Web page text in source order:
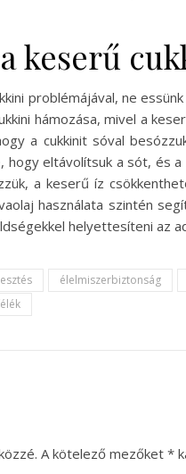
keserű
problémájával, ne
hámozása, mivel a
a cukkinit sóval
eltávolítsuk a sót, és
a keserű íz
használata szintén
helyettesíteni az
élelmiszerbiztonság
A kötelező mezőket *